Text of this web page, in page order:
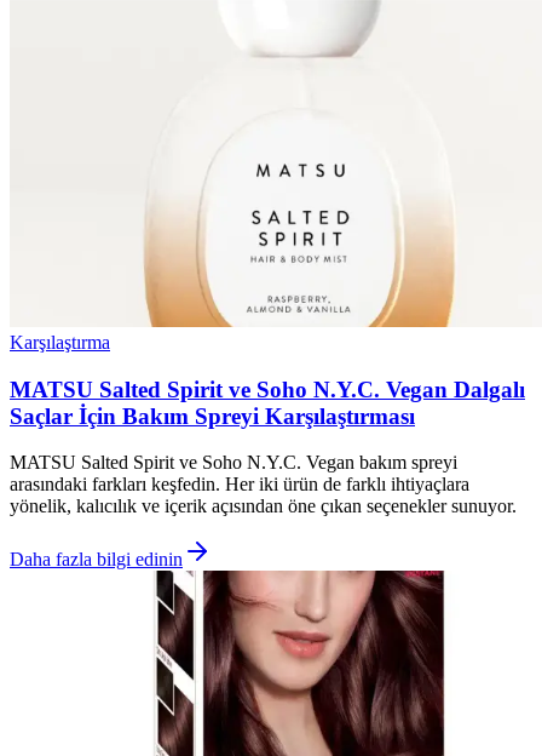
Karşılaştırma
MATSU Salted Spirit ve Soho N.Y.C. Vegan Dalgalı
Saçlar İçin Bakım Spreyi Karşılaştırması
MATSU Salted Spirit ve Soho N.Y.C. Vegan bakım spreyi
arasındaki farkları keşfedin. Her iki ürün de farklı ihtiyaçlara
yönelik, kalıcılık ve içerik açısından öne çıkan seçenekler sunuyor.
Daha fazla bilgi edinin